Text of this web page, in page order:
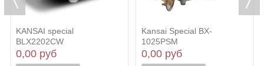
KANSAI special
BLX2202CW
0,00 руб
Kansai Special BX-
1025PSM
0,00 руб